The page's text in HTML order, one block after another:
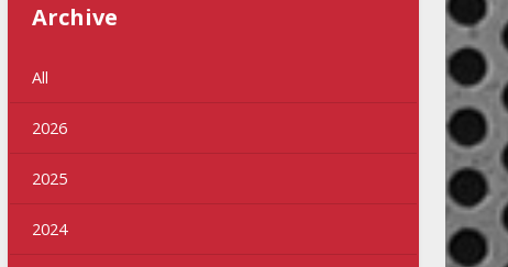
Archive
All
2026
2025
2024